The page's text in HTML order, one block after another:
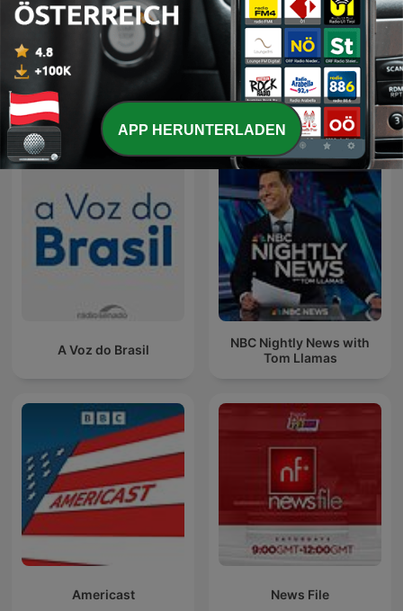
Ganz offen gesagt
Internationale Regierung-Podcasts
A Voz do Brasil
NBC Nightly News with
Tom Llamas
Americast News File
APP HERUNTERLADEN